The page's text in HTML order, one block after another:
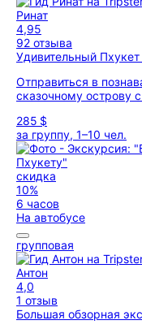
Ринат
4,95
92 отзыва
Удивительный Пхукет
Отправиться в
сказочному острову
285 $
за группу, 1–10 чел.
скидка
10%
6 часов
На автобусе
групповая
Антон
4,0
1 отзыв
Большая обзорная